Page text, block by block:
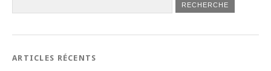
ARTICLES RÉCENTS